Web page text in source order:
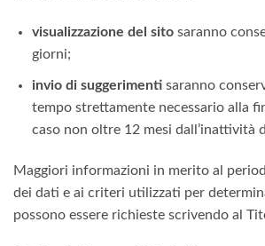
visualizzazione del sitosaranno
giorni;
invio di suggerimentisaranno
tempo strettamente necessario alla
caso non oltre 12 mesi dall’inattività
Maggiori informazioni in merito al
dei dati e ai criteri utilizzati per
possono essere richieste scrivendo al